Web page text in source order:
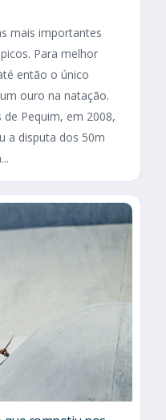
mais importantes
Para melhor
então o único
ouro na natação.
Pequim, em 2008,
a disputa dos 50m